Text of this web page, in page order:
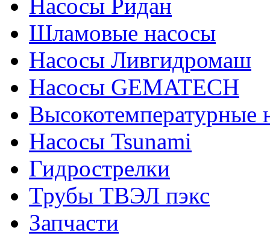
Насосы Ридан
Шламовые насосы
Насосы Ливгидромаш
Насосы GEMATECH
Высокотемпературные
Насосы Tsunami
Гидрострелки
Трубы ТВЭЛ пэкс
Запчасти